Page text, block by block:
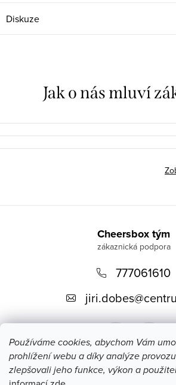
Používáme cookies, abychom Vám
prohlížení webu a díky analýze
zlepšovali jeho funkce, výkon a
Diskuze
Cheersbox tým
777061610
jiri.dobes@